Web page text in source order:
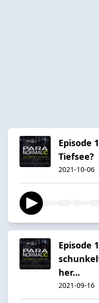
Episode
Tiefsee?
2021-10-06
Episode
her...
2021-09-16